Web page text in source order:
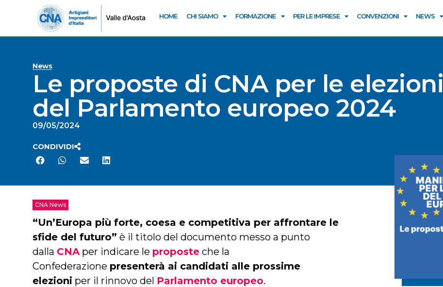
HOME CHI SIAMO FORMAZIONE PER LE IMPRESE CONVENZIONI NEWS
News
Le proposte di CNA per le elezioni
del Parlamento europeo 2024
09/05/2024
CONDIVIDI
CNA News
“Un’Europa più forte, coesa e competitiva per affrontare le
sfide del futuro” è il titolo del documento messo a punto
dalla CNA per indicare le proposte che la
Confederazione presenterà ai candidati alle prossime
elezioni per il rinnovo del Parlamento europeo.